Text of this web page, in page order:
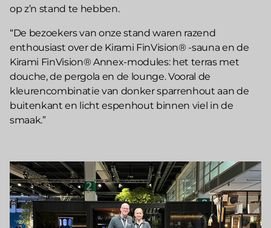
op z’n stand te hebben.
“De bezoekers van onze stand waren razend
enthousiast over de Kirami FinVision® -sauna en de
Kirami FinVision® Annex-modules: het terras met
douche, de pergola en de lounge. Vooral de
kleurencombinatie van donker sparrenhout aan de
buitenkant en licht espenhout binnen viel in de
smaak.”